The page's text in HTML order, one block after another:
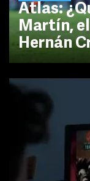
Atlas:
Martín,
Hernán